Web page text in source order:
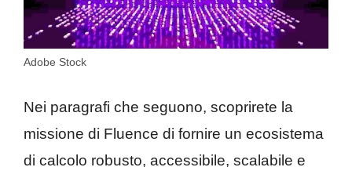
Adobe Stock
Nei paragrafi che seguono, scoprirete la
missione di Fluence di fornire un ecosistema
di calcolo robusto, accessibile, scalabile e